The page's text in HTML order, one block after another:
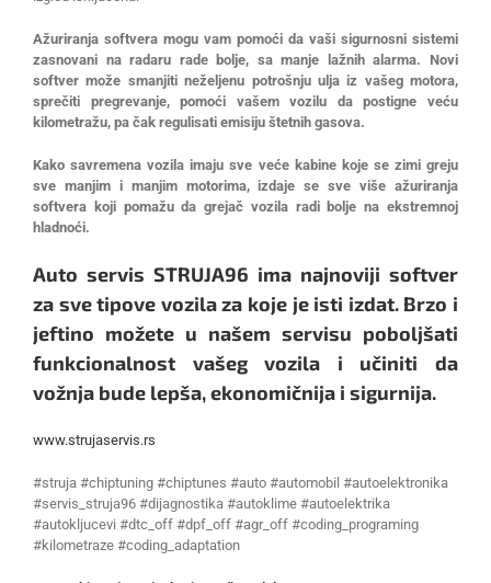
Ažuriranja softvera mogu vam pomoći da vaši sigurnosni sistemi
zasnovani na radaru rade bolje, sa manje lažnih alarma. Novi
softver može smanjiti neželjenu potrošnju ulja iz vašeg motora,
sprečiti pregrevanje, pomoći vašem vozilu da postigne veću
kilometražu, pa čak regulisati emisiju štetnih gasova.
Kako savremena vozila imaju sve veće kabine koje se zimi greju
sve manjim i manjim motorima, izdaje se sve više ažuriranja
softvera koji pomažu da grejač vozila radi bolje na ekstremnoj
hladnoći.
Auto servis STRUJA96 ima najnoviji softver
za sve tipove vozila za koje je isti izdat. Brzo i
jeftino možete u našem servisu poboljšati
funkcionalnost vašeg vozila i učiniti da
vožnja bude lepša, ekonomičnija i sigurnija.
www.strujaservis.rs
#struja #chiptuning #chiptunes #auto #automobil #autoelektronika
#servis_struja96 #dijagnostika #autoklime #autoelektrika
#autokljucevi #dtc_off #dpf_off #agr_off #coding_programing
#kilometraze #coding_adaptation